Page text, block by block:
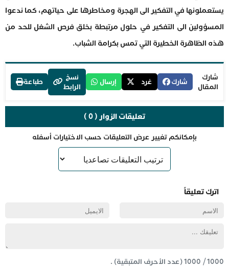
يستعملونها في التفكير الى الهجرة ومخاطرها على حياتهم، كما ندعوا
المسؤولين الى التفكير في حلول مرتبطة بخلق فرص الشغل للحد من
هذه الظاهرة الخطيرة التي تمس بكرامة الشباب.
شارك
المقال
شارك غرد إرسال
نسخ
الرابط
طباعة
تعليقات الزوار ( 0 )
بإمكانكم تغيير عرض التعليقات حسب الاختيارات أسفله
اترك تعليقاً
1000
/
1000(عدد الأحرف المتبقية) .